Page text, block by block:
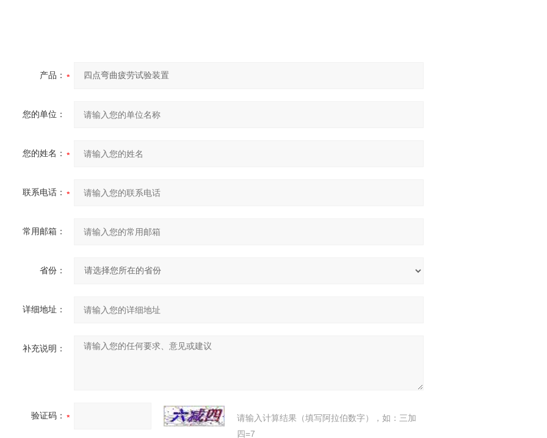
产品：
您的单位：
您的姓名：
联系电话：
常用邮箱：
省份：
详细地址：
补充说明：
验证码：
请输入计算结果（填写阿拉伯数字），如：三加
四=7